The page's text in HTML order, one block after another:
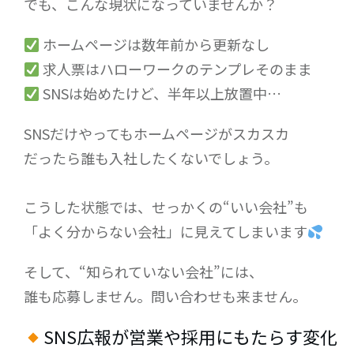
でも、こんな現状になっていませんか？
ホームページは数年前から更新なし
求人票はハローワークのテンプレそのまま
SNSは始めたけど、半年以上放置中…
SNSだけやってもホームページがスカスカ
だったら誰も入社したくないでしょう。
こうした状態では、せっかくの“いい会社”も
「よく分からない会社」に見えてしまいます
そして、“知られていない会社”には、
誰も応募しません。問い合わせも来ません。
SNS広報が営業や採用にもたらす変化